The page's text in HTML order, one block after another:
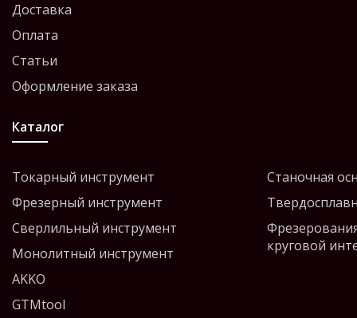
Доставка
Оплата
Статьи
Оформление заказа
Каталог
Токарный инструмент
Фрезерный инструмент
Сверлильный инструмент
Монолитный инструмент
AKKO
GTMtool
Станочная
круговой